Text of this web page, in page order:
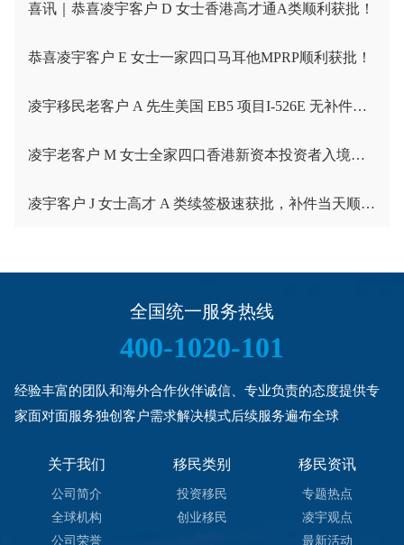
喜讯｜恭喜凌宇客户 D 女士香港高才通A类顺利获批！
恭喜凌宇客户 E 女士一家四口马耳他MPRP顺利获批！
凌宇移民老客户 A 先生美国 EB5 项目I-526E 无补件直接获批！
凌宇老客户 M 女士全家四口香港新资本投资者入境计划成功获批！卡点保住子女受养人资格，复杂资产一次性通关
凌宇客户 J 女士高才 A 类续签极速获批，补件当天顺利拿下香港续签！
全国统一服务热线
400-1020-101
经验丰富的团队和海外合作伙伴诚信、专业负责的态度提供专
家面对面服务独创客户需求解决模式后续服务遍布全球
关于我们
公司简介
全球机构
公司荣誉
移民类别
投资移民
创业移民
移民资讯
专题热点
凌宇观点
最新活动